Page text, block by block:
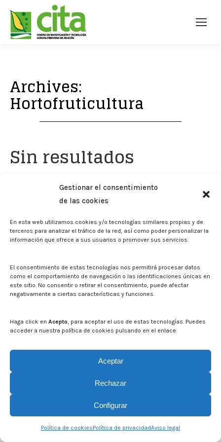
Gestionar el consentimiento
de las cookies
En esta web utilizamos cookies y/o tecnologías similares propias y de
terceros para analizar el tráfico de la red, así como poder personalizar la
información que ofrece a sus usuarios o promover sus servicios.
El consentimiento de estas tecnologías nos permitirá procesar datos
como el comportamiento de navegación o las identificaciones únicas en
este sitio. No consentir o retirar el consentimiento, puede afectar
negativamente a ciertas características y funciones.
Haga click en Acepto, para aceptar el uso de estas tecnologías. Puedes
acceder a nuestra política de cookies pulsando en el enlace.
Aceptar
Rechazar
Configurar
Política de cookiesPolítica de privacidadAviso legal
Archives:
Hortofruticultura
Sin resultados
que la búsqueda te ayude.
© CITA Aragón - 2026. Todos los derechos reservados.